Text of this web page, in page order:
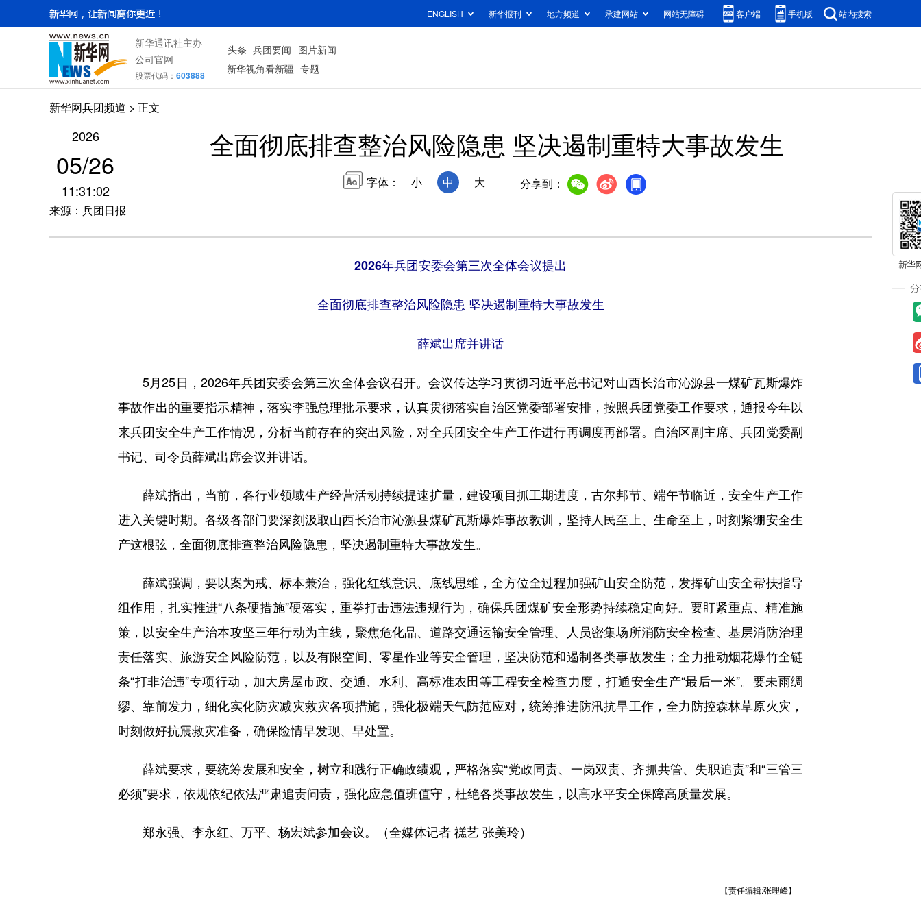
ENGLISH 新华报刊 地方频道 承建网站 网站无障碍 客户端 手机版 站内搜索
新华通讯社主办
公司官网
股票代码： 603888
头条 兵团要闻 图片新闻
新华视角看新疆 专题
新华网兵团频道 > 正文
2026
05/26
11:31:02
来源：兵团日报
全面彻底排查整治风险隐患 坚决遏制重特大事故发生
字体： 小 中 大 分享到：
2026年兵团安委会第三次全体会议提出
全面彻底排查整治风险隐患 坚决遏制重特大事故发生
薛斌出席并讲话
5月25日，2026年兵团安委会第三次全体会议召开。会议传达学习贯彻习近平总书记对山西长治市沁源县一煤矿瓦斯爆炸
事故作出的重要指示精神，落实李强总理批示要求，认真贯彻落实自治区党委部署安排，按照兵团党委工作要求，通报今年以
来兵团安全生产工作情况，分析当前存在的突出风险，对全兵团安全生产工作进行再调度再部署。自治区副主席、兵团党委副
书记、司令员薛斌出席会议并讲话。
薛斌指出，当前，各行业领域生产经营活动持续提速扩量，建设项目抓工期进度，古尔邦节、端午节临近，安全生产工作
进入关键时期。各级各部门要深刻汲取山西长治市沁源县煤矿瓦斯爆炸事故教训，坚持人民至上、生命至上，时刻紧绷安全生
产这根弦，全面彻底排查整治风险隐患，坚决遏制重特大事故发生。
薛斌强调，要以案为戒、标本兼治，强化红线意识、底线思维，全方位全过程加强矿山安全防范，发挥矿山安全帮扶指导
组作用，扎实推进“八条硬措施”硬落实，重拳打击违法违规行为，确保兵团煤矿安全形势持续稳定向好。要盯紧重点、精准施
策，以安全生产治本攻坚三年行动为主线，聚焦危化品、道路交通运输安全管理、人员密集场所消防安全检查、基层消防治理
责任落实、旅游安全风险防范，以及有限空间、零星作业等安全管理，坚决防范和遏制各类事故发生；全力推动烟花爆竹全链
条“打非治违”专项行动，加大房屋市政、交通、水利、高标准农田等工程安全检查力度，打通安全生产“最后一米”。要未雨绸
缪、靠前发力，细化实化防灾减灾救灾各项措施，强化极端天气防范应对，统筹推进防汛抗旱工作，全力防控森林草原火灾，
时刻做好抗震救灾准备，确保险情早发现、早处置。
薛斌要求，要统筹发展和安全，树立和践行正确政绩观，严格落实“党政同责、一岗双责、齐抓共管、失职追责”和“三管三
必须”要求，依规依纪依法严肃追责问责，强化应急值班值守，杜绝各类事故发生，以高水平安全保障高质量发展。
郑永强、李永红、万平、杨宏斌参加会议。（全媒体记者 禚艺 张美玲）
【责任编辑:张理峰】